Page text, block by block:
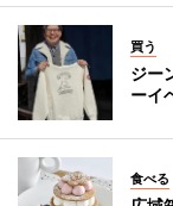
買う
ジー
ーイ
食べる